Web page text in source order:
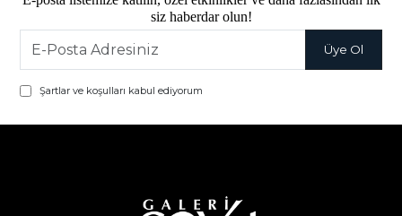
siz haberdar olun!
Şartlar ve koşulları kabul ediyorum